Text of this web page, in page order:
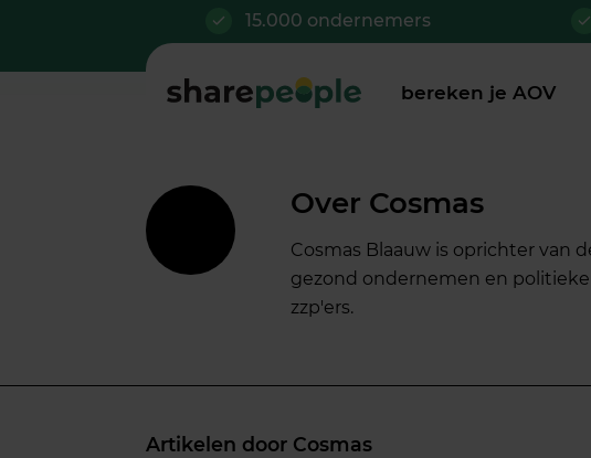
15.000 ondernemers
bereken je AOV
Over Cosmas
Cosmas Blaauw is oprichter van
gezond ondernemen en
zzp'ers.
Artikelen door Cosmas